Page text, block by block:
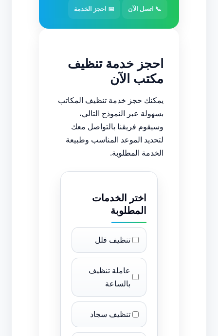
📞 اتصل الآن 📅 احجز الخدمة
احجز خدمة تنظيف
مكتب الآن
يمكنك حجز خدمة تنظيف المكاتب
بسهولة عبر النموذج التالي،
وسيقوم فريقنا بالتواصل معك
لتحديد الموعد المناسب وطبيعة
الخدمة المطلوبة.
اختر الخدمات
المطلوبة
تنظيف فلل
عاملة تنظيف
بالساعة
تنظيف سجاد